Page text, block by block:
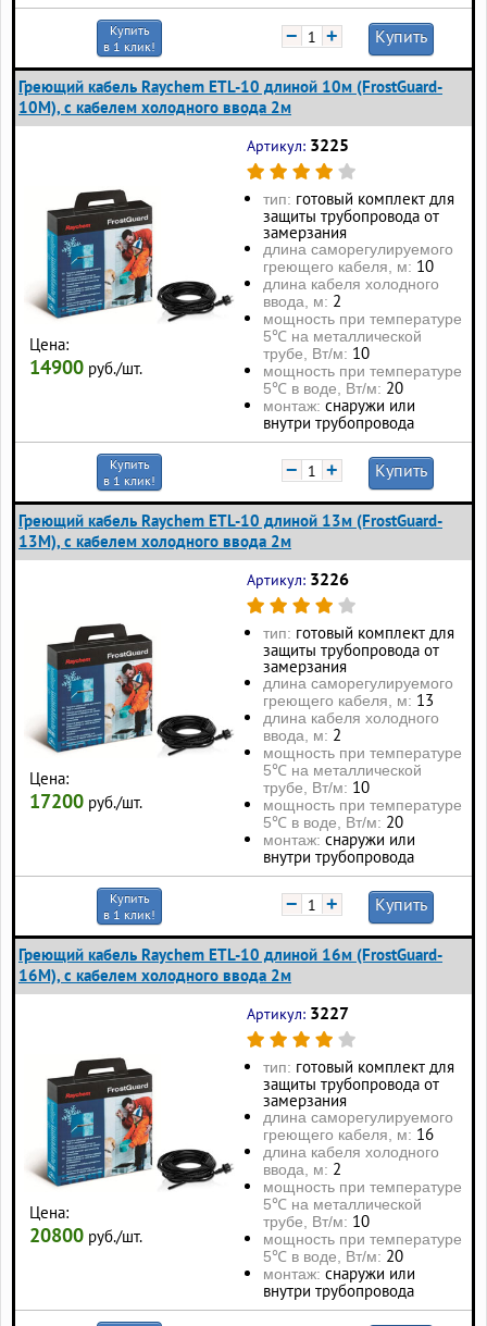
Купить
в 1 клик!
− + Купить
Греющий кабель Raychem ETL-10 длиной 10м (FrostGuard-
10M), с кабелем холодного ввода 2м
Цена:
14900 руб./шт.
Артикул: 3225
тип: готовый комплект для
защиты трубопровода от
замерзания
длина саморегулируемого
греющего кабеля, м: 10
длина кабеля холодного
ввода, м: 2
мощность при температуре
5℃ на металлической
трубе, Вт/м: 10
мощность при температуре
5℃ в воде, Вт/м: 20
монтаж: снаружи или
внутри трубопровода
Купить
в 1 клик!
− + Купить
Греющий кабель Raychem ETL-10 длиной 13м (FrostGuard-
13M), с кабелем холодного ввода 2м
Цена:
17200 руб./шт.
Артикул: 3226
тип: готовый комплект для
защиты трубопровода от
замерзания
длина саморегулируемого
греющего кабеля, м: 13
длина кабеля холодного
ввода, м: 2
мощность при температуре
5℃ на металлической
трубе, Вт/м: 10
мощность при температуре
5℃ в воде, Вт/м: 20
монтаж: снаружи или
внутри трубопровода
Купить
в 1 клик!
− + Купить
Греющий кабель Raychem ETL-10 длиной 16м (FrostGuard-
16M), с кабелем холодного ввода 2м
Цена:
20800 руб./шт.
Артикул: 3227
тип: готовый комплект для
защиты трубопровода от
замерзания
длина саморегулируемого
греющего кабеля, м: 16
длина кабеля холодного
ввода, м: 2
мощность при температуре
5℃ на металлической
трубе, Вт/м: 10
мощность при температуре
5℃ в воде, Вт/м: 20
монтаж: снаружи или
внутри трубопровода